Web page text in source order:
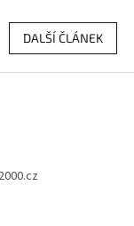
DALŠÍ ČLÁNEK